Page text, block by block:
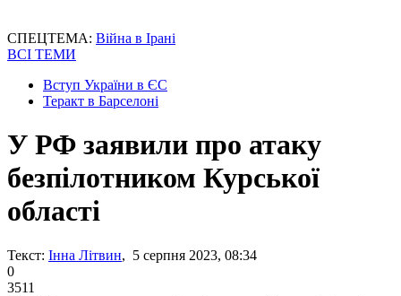
СПЕЦТЕМА: Війна в Ірані
ВСІ ТЕМИ
Вступ України в ЄС
Теракт в Барселоні
У РФ заявили про атаку
безпілотником Курської
області
Текст: Інна Літвин, 5 серпня 2023, 08:34
0
3511